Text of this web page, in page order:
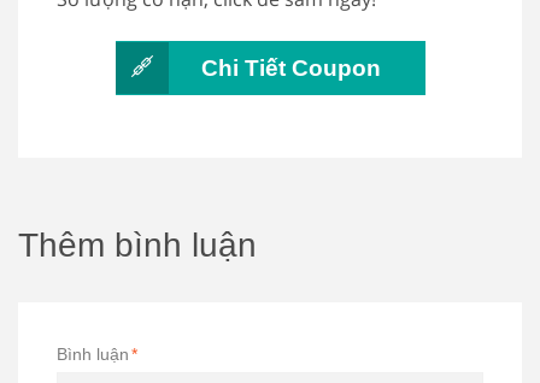
Chi Tiết Coupon
Thêm bình luận
Bình luận*